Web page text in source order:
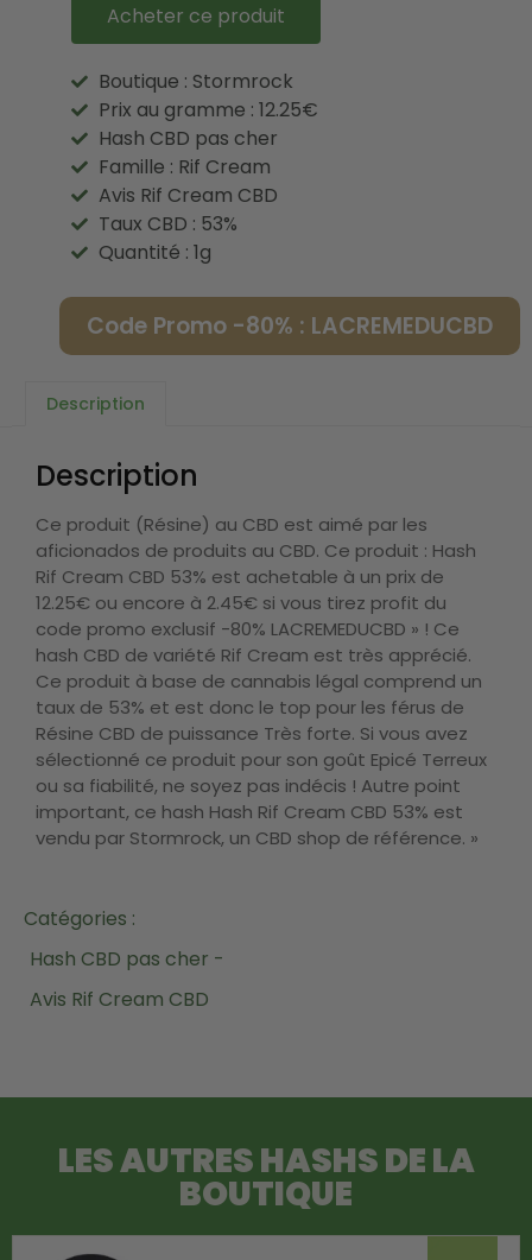
Acheter ce produit
Boutique : Stormrock
Prix au gramme : 12.25€
Hash CBD pas cher
Famille : Rif Cream
Avis Rif Cream CBD
Taux CBD : 53%
Quantité : 1g
Code Promo -80% : LACREMEDUCBD
Description
Description
Ce produit (Résine) au CBD est aimé par les
aficionados de produits au CBD. Ce produit : Hash
Rif Cream CBD 53% est achetable à un prix de
12.25€ ou encore à 2.45€ si vous tirez profit du
code promo exclusif -80% LACREMEDUCBD » ! Ce
hash CBD de variété Rif Cream est très apprécié.
Ce produit à base de cannabis légal comprend un
taux de 53% et est donc le top pour les férus de
Résine CBD de puissance Très forte. Si vous avez
sélectionné ce produit pour son goût Epicé Terreux
ou sa fiabilité, ne soyez pas indécis ! Autre point
important, ce hash Hash Rif Cream CBD 53% est
vendu par Stormrock, un CBD shop de référence. »
Catégories :
Hash CBD pas cher -
Avis Rif Cream CBD
LES AUTRES HASHS DE LA
BOUTIQUE